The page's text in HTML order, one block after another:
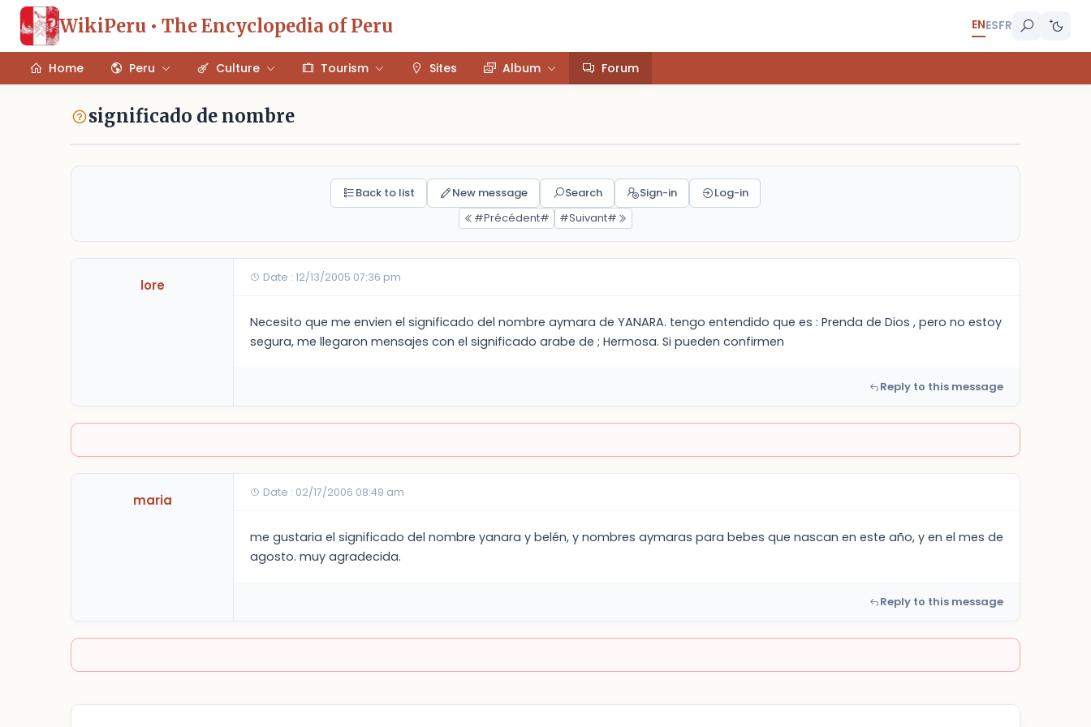
WikiPeru • The Encyclopedia of Peru ENESFR
Home Peru Culture Tourism Sites Album Forum
significado de nombre
Back to list New message Search Sign-in
Log-in
#Précédent#
#Suivant#
lore Date : 12/13/2005 07:36 pm
Necesito que me envien el significado del nombre aymara de YANARA. tengo entendido que es : Prenda de Dios , pero no estoy
segura, me llegaron mensajes con el significado arabe de ; Hermosa. Si pueden confirmen
Reply to this message
maria Date : 02/17/2006 08:49 am
me gustaria el significado del nombre yanara y belén, y nombres aymaras para bebes que nascan en este año, y en el mes de
agosto. muy agradecida.
Reply to this message